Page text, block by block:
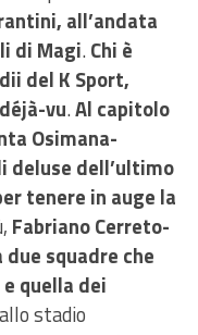
all’andata
di Magi.Chi è
del K Sport,
vu.Al capitolo
Osimana-
deluse dell’ultimo
tenere in auge la
Fabriano Cerreto-
squadre che
quella dei
stadio